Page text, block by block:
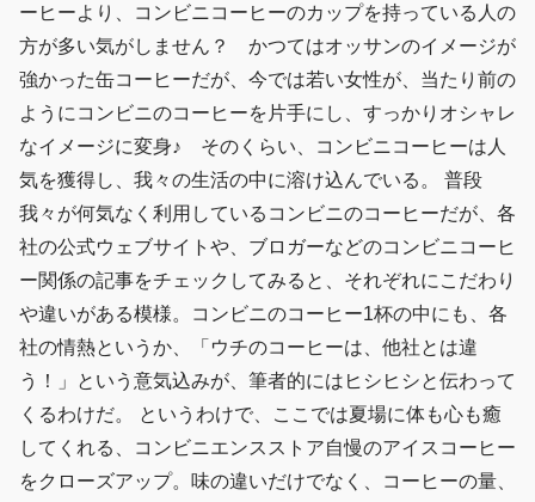
ーヒーより、コンビニコーヒーのカップを持っている人の
方が多い気がしません？ かつてはオッサンのイメージが
強かった缶コーヒーだが、今では若い女性が、当たり前の
ようにコンビニのコーヒーを片手にし、すっかりオシャレ
なイメージに変身♪ そのくらい、コンビニコーヒーは人
気を獲得し、我々の生活の中に溶け込んでいる。 普段
我々が何気なく利用しているコンビニのコーヒーだが、各
社の公式ウェブサイトや、ブロガーなどのコンビニコーヒ
ー関係の記事をチェックしてみると、それぞれにこだわり
や違いがある模様。コンビニのコーヒー1杯の中にも、各
社の情熱というか、「ウチのコーヒーは、他社とは違
う！」という意気込みが、筆者的にはヒシヒシと伝わって
くるわけだ。 というわけで、ここでは夏場に体も心も癒
してくれる、コンビニエンスストア自慢のアイスコーヒー
をクローズアップ。味の違いだけでなく、コーヒーの量、